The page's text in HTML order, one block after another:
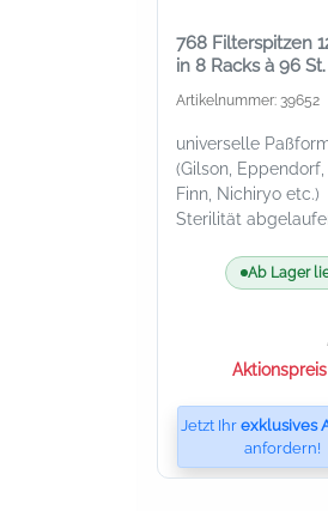
768 Filterspitzen
in 8 Racks à 96 St.
Artikelnummer: 39652
universelle
(Gilson, Eppendorf,
Finn, Nichiryo etc.)
Sterilität
Ab Lager
Jetzt Ihr exklusives
anfordern!